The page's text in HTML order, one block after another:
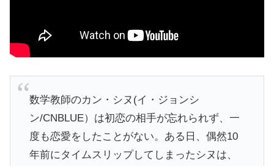
数学教師のカン・シヌ(イ・ジョンシ
ン/CNBLUE）は初恋の相手が忘れられず、一
度も恋愛をしたことがない。ある日、偶然10
年前にタイムスリップしてしまったシヌは、